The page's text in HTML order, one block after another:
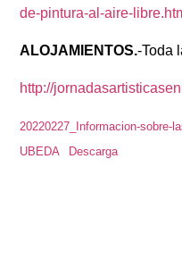
de-pintura-al-aire-
ALOJAMIENTOS.-Toda
http://
20220227_Informacion-sobre-
UBEDA
Descarga